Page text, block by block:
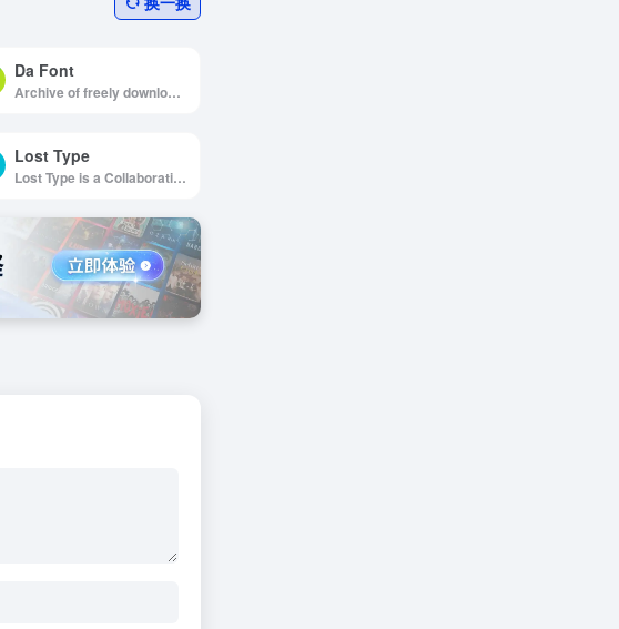
Da Font
Archive of freely downloadable fonts.
Lost Type
Lost Type is a Collaborative Digital Type Foundry